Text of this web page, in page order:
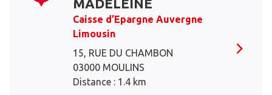
MADELEINE
Caisse d’Epargne Auvergne
Limousin
15, RUE DU CHAMBON
03000 MOULINS
Distance : 1.4 km